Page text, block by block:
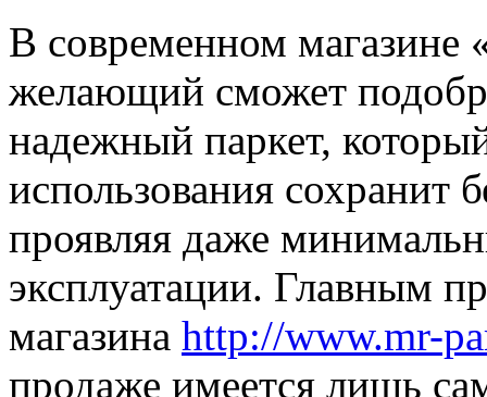
В современном
желающий сможет
надежный паркет,
использования сохранит
проявляя даже
эксплуатации. Главным
магазина http://www.mr-
продаже имеется лишь